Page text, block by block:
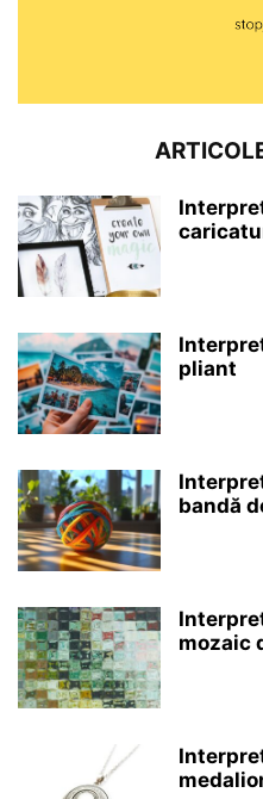
pliant
bandă
mozaic